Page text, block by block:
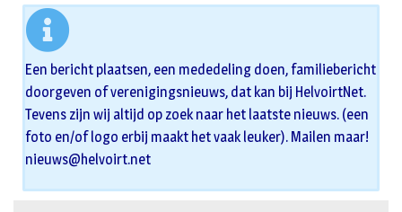
Een bericht plaatsen, een mededeling doen, familiebericht
doorgeven of verenigingsnieuws, dat kan bij HelvoirtNet.
Tevens zijn wij altijd op zoek naar het laatste nieuws. (een
foto en/of logo erbij maakt het vaak leuker). Mailen maar!
nieuws@helvoirt.net